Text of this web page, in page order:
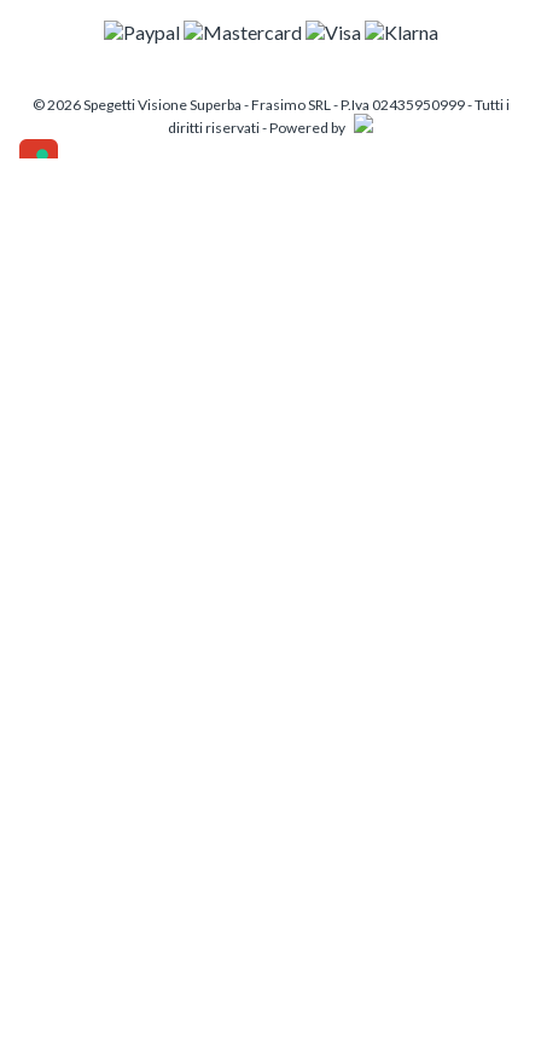
© 2026 Spegetti Visione Superba - Frasimo SRL - P.Iva 02435950999 - Tutti i
diritti riservati - Powered by